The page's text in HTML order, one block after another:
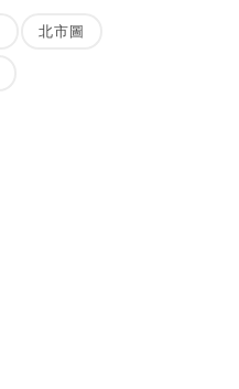
北市圖